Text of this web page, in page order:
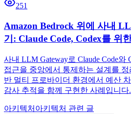
251
Amazon Bedrock 위에 사내
기: Claude Code, Codex를 위
사내 LLM Gateway로 Claude Code와
접근을 중앙에서 통제하는 설계를 정
반 멀티 프로바이더 환경에서 예산
감사 추적을 함께 구현한 사례입니다.
아키텍처 아키텍처 관련 글